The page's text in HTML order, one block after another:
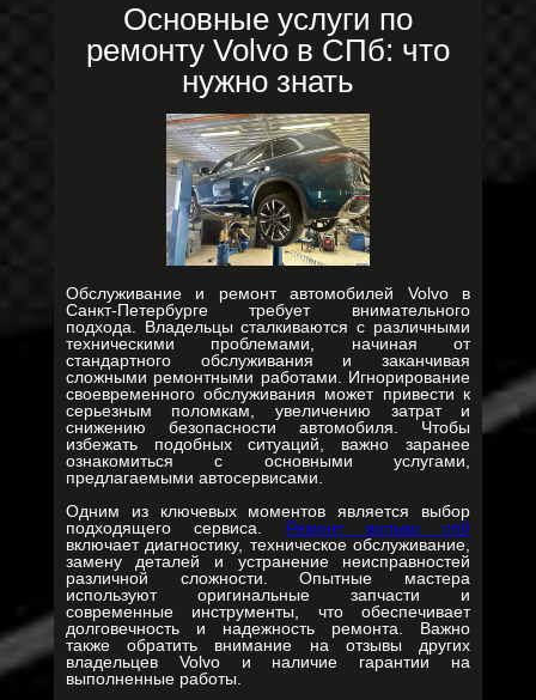
Основные услуги по
ремонту Volvo в СПб: что
нужно знать
Обслуживание и ремонт автомобилей Volvo в
Санкт-Петербурге требует внимательного
подхода. Владельцы сталкиваются с различными
техническими проблемами, начиная от
стандартного обслуживания и заканчивая
сложными ремонтными работами. Игнорирование
своевременного обслуживания может привести к
серьезным поломкам, увеличению затрат и
снижению безопасности автомобиля. Чтобы
избежать подобных ситуаций, важно заранее
ознакомиться с основными услугами,
предлагаемыми автосервисами.
Одним из ключевых моментов является выбор
подходящего сервиса. Ремонт вольво спб
включает диагностику, техническое обслуживание,
замену деталей и устранение неисправностей
различной сложности. Опытные мастера
используют оригинальные запчасти и
современные инструменты, что обеспечивает
долговечность и надежность ремонта. Важно
также обратить внимание на отзывы других
владельцев Volvo и наличие гарантии на
выполненные работы.